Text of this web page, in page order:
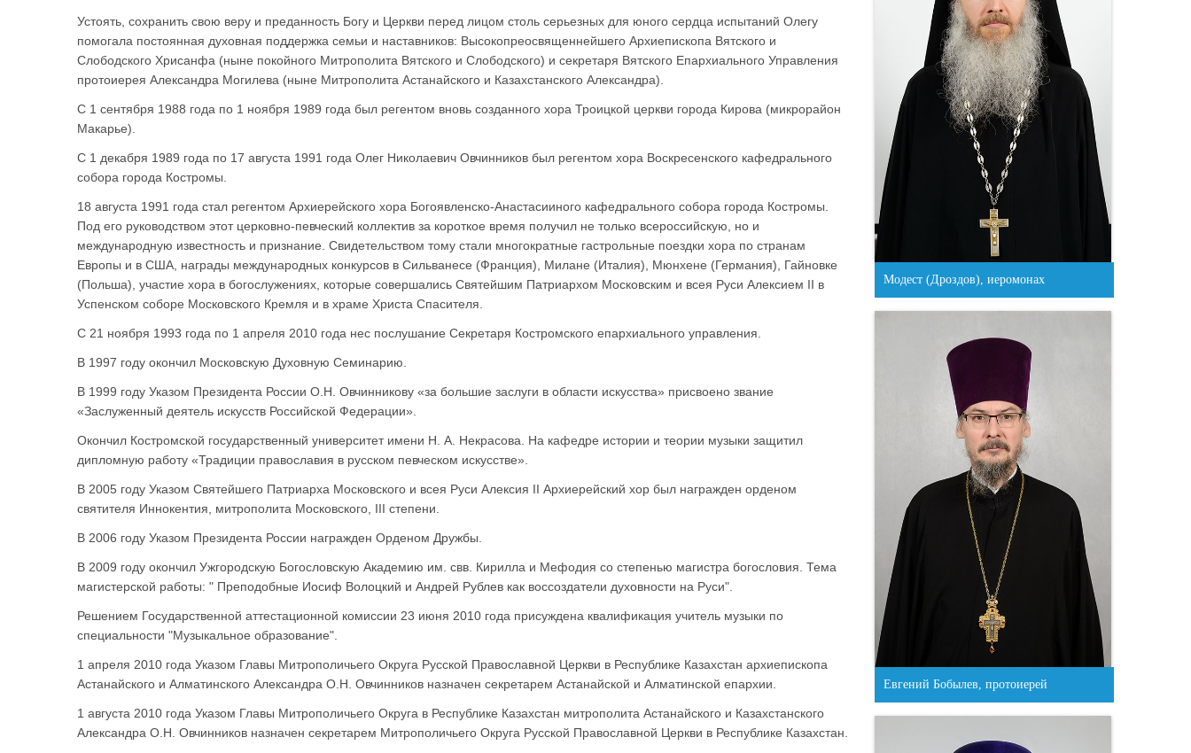
Устоять, сохранить свою веру и преданность Богу и Церкви перед лицом столь серьезных для юного сердца испытаний Олегу
помогала постоянная духовная поддержка семьи и наставников: Высокопреосвященнейшего Архиепископа Вятского и
Слободского Хрисанфа (ныне покойного Митрополита Вятского и Слободского) и секретаря Вятского Епархиального Управления
протоиерея Александра Могилева (ныне Митрополита Астанайского и Казахстанского Александра).
С 1 сентября 1988 года по 1 ноября 1989 года был регентом вновь созданного хора Троицкой церкви города Кирова (микрорайон
Макарье).
С 1 декабря 1989 года по 17 августа 1991 года Олег Николаевич Овчинников был регентом хора Воскресенского кафедрального
собора города Костромы.
18 августа 1991 года стал регентом Архиерейского хора Богоявленско-Анастасииного кафедрального собора города Костромы.
Под его руководством этот церковно-певческий коллектив за короткое время получил не только всероссийскую, но и
международную известность и признание. Свидетельством тому стали многократные гастрольные поездки хора по странам
Европы и в США, награды международных конкурсов в Сильванесе (Франция), Милане (Италия), Мюнхене (Германия), Гайновке
(Польша), участие хора в богослужениях, которые совершались Святейшим Патриархом Московским и всея Руси Алексием II в
Успенском соборе Московского Кремля и в храме Христа Спасителя.
С 21 ноября 1993 года по 1 апреля 2010 года нес послушание Секретаря Костромского епархиального управления.
В 1997 году окончил Московскую Духовную Семинарию.
В 1999 году Указом Президента России О.Н. Овчинникову «за большие заслуги в области искусства» присвоено звание
«Заслуженный деятель искусств Российской Федерации».
Окончил Костромской государственный университет имени Н. А. Некрасова. На кафедре истории и теории музыки защитил
дипломную работу «Традиции православия в русском певческом искусстве».
В 2005 году Указом Святейшего Патриарха Московского и всея Руси Алексия II Архиерейский хор был награжден орденом
святителя Иннокентия, митрополита Московского, III степени.
В 2006 году Указом Президента России награжден Орденом Дружбы.
В 2009 году окончил Ужгородскую Богословскую Академию им. свв. Кирилла и Мефодия со степенью магистра богословия. Тема
магистерской работы: " Преподобные Иосиф Волоцкий и Андрей Рублев как воссоздатели духовности на Руси".
Решением Государственной аттестационной комиссии 23 июня 2010 года присуждена квалификация учитель музыки по
специальности "Музыкальное образование".
1 апреля 2010 года Указом Главы Митрополичьего Округа Русской Православной Церкви в Республике Казахстан архиепископа
Астанайского и Алматинского Александра О.Н. Овчинников назначен секретарем Астанайской и Алматинской епархии.
1 августа 2010 года Указом Главы Митрополичьего Округа в Республике Казахстан митрополита Астанайского и Казахстанского
Александра О.Н. Овчинников назначен секретарем Митрополичьего Округа Русской Православной Церкви в Республике Казахстан.
Модест (Дроздов), иеромонах
Евгений Бобылев, протоиерей